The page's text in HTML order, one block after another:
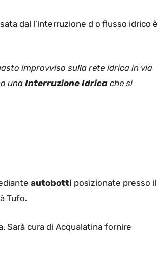
dal l’interruzione d o flusso idrico è
improvviso sulla rete idrica in via
unaInterruzione Idrica che si
autobotti posizionate presso il
Tufo.
Sarà cura di Acqualatina fornire